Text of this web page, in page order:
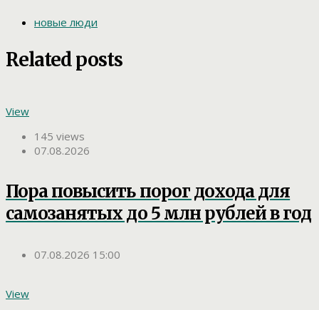
новые люди
Related posts
View
145 views
07.08.2026
Пора повысить порог дохода для
самозанятых до 5 млн рублей в год
07.08.2026 15:00
View